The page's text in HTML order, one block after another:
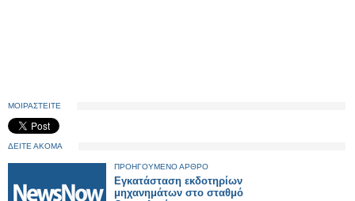
ΜΟΙΡΑΣΤΕΙΤΕ
ΔΕΙΤΕ ΑΚΟΜΑ
ΠΡΟΗΓΟΥΜΕΝΟ ΑΡΘΡΟ
Εγκατάσταση εκδοτηρίων
μηχανημάτων στο σταθμό